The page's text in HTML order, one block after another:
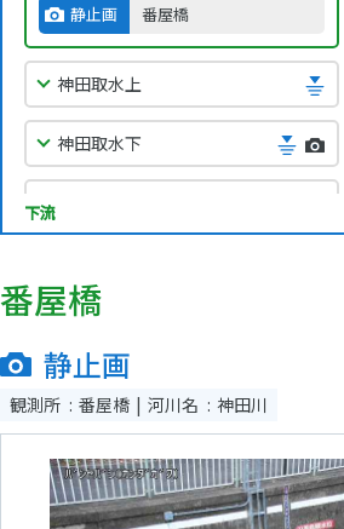
静止画 番屋橋
神田取水上
神田取水下
高砂橋
中野
柏橋
下流
番屋橋
静止画
観測所 番屋橋 河川名 神田川